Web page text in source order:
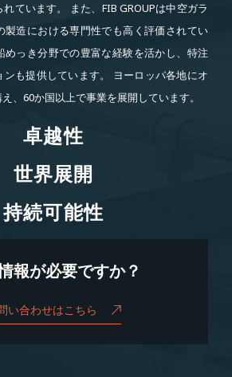
ています。 また、FIB GROUPは中空ガラ
製造における専門性でも高く評価されてい
めっき分野での豊富な経験を活かし、特注
も提供しています。 ヨーロッパ各地にオ
、60か国以上で事業を展開しています。
卓越性
卓越性
世界展開
世界展開
持続可能性
持続可能性
報が必要ですか？
い合わせはこちら